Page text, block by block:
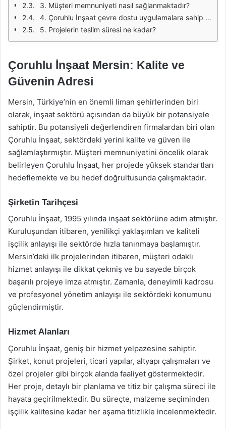
3. Müşteri memnuniyeti nasıl sağlanmaktadır?
4. Çoruhlu İnşaat çevre dostu uygulamalara sahip mi?
5. Projelerin teslim süresi ne kadar?
Çoruhlu İnşaat Mersin: Kalite ve
Güvenin Adresi
Mersin, Türkiye’nin en önemli liman şehirlerinden biri
olarak, inşaat sektörü açısından da büyük bir potansiyele
sahiptir. Bu potansiyeli değerlendiren firmalardan biri olan
Çoruhlu İnşaat, sektördeki yerini kalite ve güven ile
sağlamlaştırmıştır. Müşteri memnuniyetini öncelik olarak
belirleyen Çoruhlu İnşaat, her projede yüksek standartları
hedeflemekte ve bu hedef doğrultusunda çalışmaktadır.
Şirketin Tarihçesi
Çoruhlu İnşaat, 1995 yılında inşaat sektörüne adım atmıştır.
Kuruluşundan itibaren, yenilikçi yaklaşımları ve kaliteli
işçilik anlayışı ile sektörde hızla tanınmaya başlamıştır.
Mersin’deki ilk projelerinden itibaren, müşteri odaklı
hizmet anlayışı ile dikkat çekmiş ve bu sayede birçok
başarılı projeye imza atmıştır. Zamanla, deneyimli kadrosu
ve profesyonel yönetim anlayışı ile sektördeki konumunu
güçlendirmiştir.
Hizmet Alanları
Çoruhlu İnşaat, geniş bir hizmet yelpazesine sahiptir.
Şirket, konut projeleri, ticari yapılar, altyapı çalışmaları ve
özel projeler gibi birçok alanda faaliyet göstermektedir.
Her proje, detaylı bir planlama ve titiz bir çalışma süreci ile
hayata geçirilmektedir. Bu süreçte, malzeme seçiminden
işçilik kalitesine kadar her aşama titizlikle incelenmektedir.